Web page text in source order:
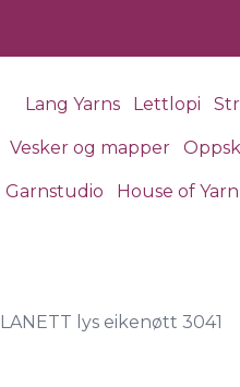
Lang Yarns Lettlopi
Vesker og mapper
Garnstudio House of Yarn
LANETT lys eikenøtt 3041